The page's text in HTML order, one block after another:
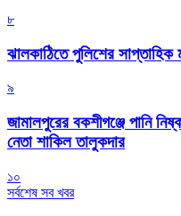
৮
‎ঝালকাঠিতে পুলিশের সাপ্তাহিক
৯
জামালপুরের বকশীগঞ্জে পানি
নেতা শাকিল তালুকদার
১০
সর্বশেষ সব খবর